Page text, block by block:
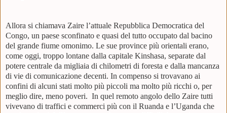
Allora si chiamava Zaire l’attuale Repubblica Democratica del
Congo, un paese sconfinato e quasi del tutto occupato dal bacino
del grande fiume omonimo. Le sue province più orientali erano,
come oggi, troppo lontane dalla capitale Kinshasa, separate dal
potere centrale da migliaia di chilometri di foresta e dalla mancanza
di vie di comunicazione decenti. In compenso si trovavano ai
confini di alcuni stati molto più piccoli ma molto più ricchi o, per
meglio dire, meno poveri. In quel remoto angolo dello Zaire tutti
vivevano di traffici e commerci più con il Ruanda e l’Uganda che